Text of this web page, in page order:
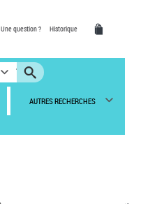
Une question ? Historique
AUTRES RECHERCHES